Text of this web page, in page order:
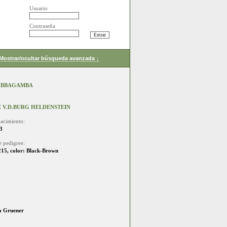
Usuario
Contraseña
ocultar búsqueda avanzada ↓
V.D.BURG HELDENSTEIN
pedigree:
color: Black-Brown
Gruener